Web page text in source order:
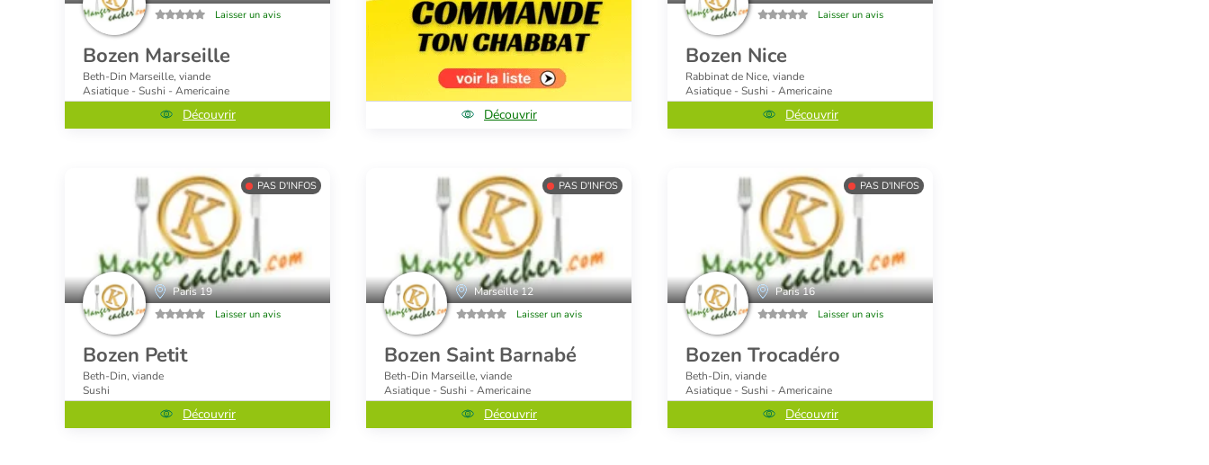
Laisser un avis
Bozen Marseille
Beth-Din Marseille, viande
Asiatique - Sushi - Americaine
Découvrir Découvrir
Laisser un avis
Bozen Nice
Rabbinat de Nice, viande
Asiatique - Sushi - Americaine
Découvrir
PAS D'INFOS
Paris 19
Laisser un avis
Bozen Petit
Beth-Din, viande
Sushi
Découvrir
PAS D'INFOS
Marseille 12
Laisser un avis
Bozen Saint Barnabé
Beth-Din Marseille, viande
Asiatique - Sushi - Americaine
Découvrir
PAS D'INFOS
Paris 16
Laisser un avis
Bozen Trocadéro
Beth-Din, viande
Asiatique - Sushi - Americaine
Découvrir